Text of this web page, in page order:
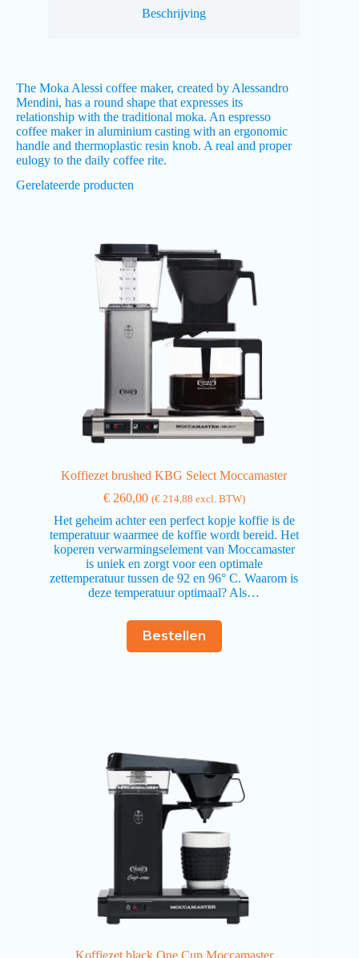
Beschrijving
The Moka Alessi coffee maker, created by Alessandro
Mendini, has a round shape that expresses its
relationship with the traditional moka. An espresso
coffee maker in aluminium casting with an ergonomic
handle and thermoplastic resin knob. A real and proper
eulogy to the daily coffee rite.
Gerelateerde producten
Koffiezet brushed KBG Select Moccamaster
€260,00 (€214,88 excl. BTW)
Het geheim achter een perfect kopje koffie is de
temperatuur waarmee de koffie wordt bereid. Het
koperen verwarmingselement van Moccamaster
is uniek en zorgt voor een optimale
zettemperatuur tussen de 92 en 96° C. Waarom is
deze temperatuur optimaal? Als…
Bestellen
Koffiezet black One Cup Moccamaster